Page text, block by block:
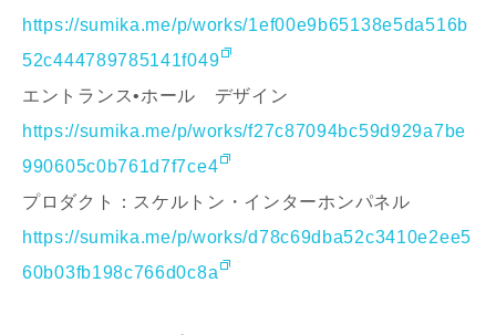
https://sumika.me/p/works/1ef00e9b65138e5da516b
52c444789785141f049
エントランス•ホール デザイン
https://sumika.me/p/works/f27c87094bc59d929a7be
990605c0b761d7f7ce4
プロダクト：スケルトン・インターホンパネル
https://sumika.me/p/works/d78c69dba52c3410e2ee5
60b03fb198c766d0c8a